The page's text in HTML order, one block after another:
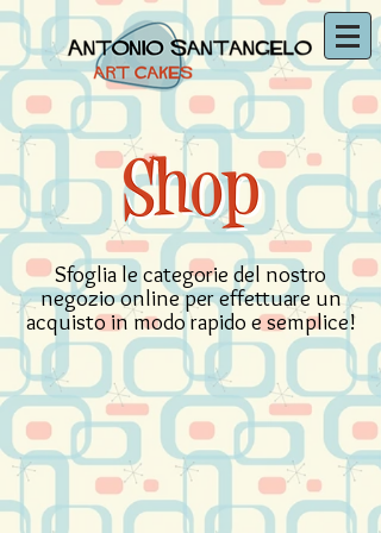
Sfoglia le categorie del nostro
negozio online per effettuare un
acquisto in modo rapido e semplice!
Workshops & Classes